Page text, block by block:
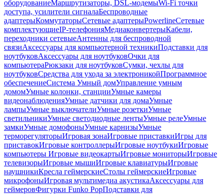
оборудованиеМаршрутизаторы, DSL-модемыWi-Fi точки
доступа, усилители сигналаБеспроводные
адаптерыКоммутаторыСетевые адаптерыPowerlineСетевые
комплектующиеIP-телефонияМедиаконвертерыКабели,
переходники сетевыеАнтенны для беспроводной
связиАксессуары для компьютерной техникиПодставки для
ноутбуковАксессуары для ноутбуковОчки для
компьютераРюкзаки для ноутбуковСумки, чехлы для
ноутбуковСредства для ухода за электроникойПрограммное
обеспечениеСистема Умный домУправление умным
домомУмные колонки, станцииУмные камеры
видеонаблюденияУмные датчики для домаУмные
лампыУмные выключателиУмные розеткиУмные
светильникиУмные светодиодные лентыУмные релеУмные
замкиУмные домофоныУмные карнизыУмные
терморегуляторыИгровая зонаИгровые приставкиИгры для
приставокИгровые контроллерыИгровые ноутбукиИгровые
компьютеры Игровые видеокартыИгровые мониторыИгровые
телевизорыИгровые мышиИгровые клавиатурыИгровые
наушникиКресла геймерскиеСтолы геймерскиеИгровые
микрофоныИгровая мультимедиа акустикаАксессуары для
геймеровФигурки Funko PopПодставки для